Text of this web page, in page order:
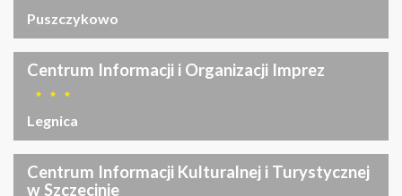
Puszczykowo
Centrum Informacji i Organizacji Imprez
Legnica
Centrum Informacji Kulturalnej i Turystycznej
w Szczecinie